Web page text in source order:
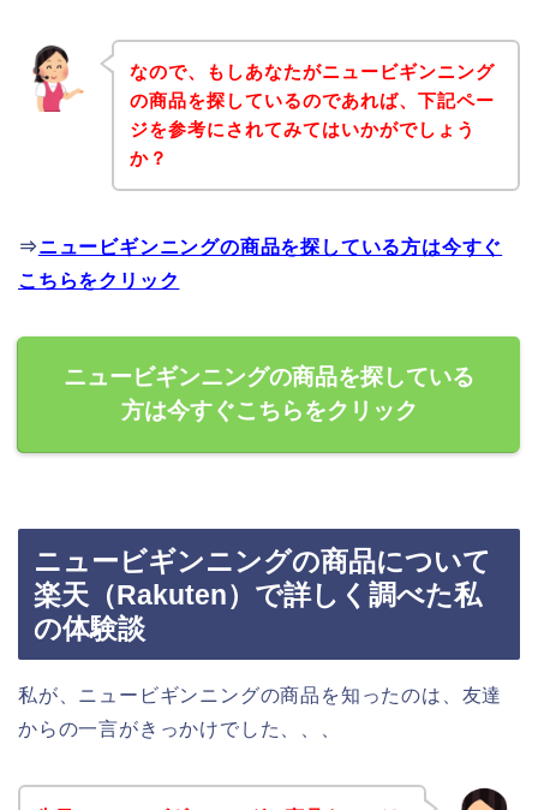
なので、もしあなたがニュービギンニング
の商品を探しているのであれば、下記ペー
ジを参考にされてみてはいかがでしょう
か？
⇒ニュービギンニングの商品を探している方は今すぐ
こちらをクリック
ニュービギンニングの商品を探している
方は今すぐこちらをクリック
ニュービギンニングの商品について
楽天（Rakuten）で詳しく調べた私
の体験談
私が、ニュービギンニングの商品を知ったのは、友達
からの一言がきっかけでした、、、